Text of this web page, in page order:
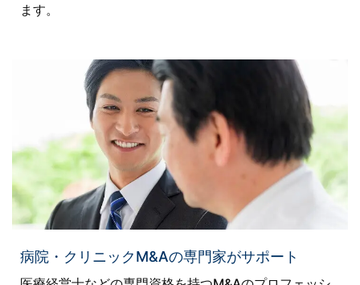
ます。
病院・クリニックM&Aの専門家がサポート